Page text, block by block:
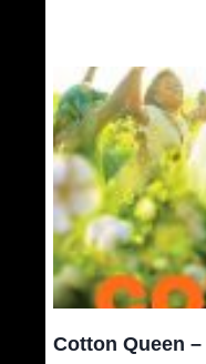
Cotton Queen